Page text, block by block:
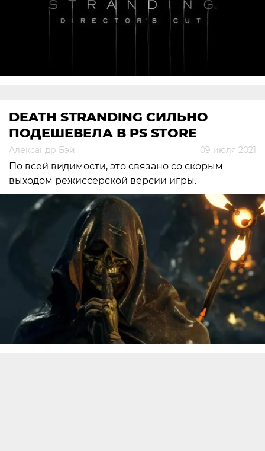
DEATH STRANDING СИЛЬНО
ПОДЕШЕВЕЛА В PS STORE
Александр Бэй 09 июля 2021
По всей видимости, это связано со скорым
выходом режиссёрской версии игры.